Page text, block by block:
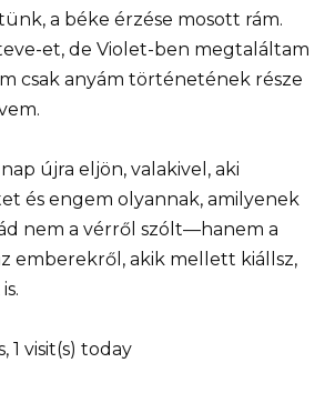
a béke érzése mosott rám.
et, de Violet-ben megtaláltam
csak anyám történetének része
újra eljön, valakivel, aki
és engem olyannak, amilyenek
nem a vérről szólt—hanem a
emberekről, akik mellett kiállsz,
1 visit(s) today